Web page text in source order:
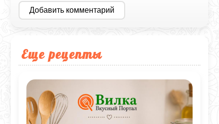
Добавить комментарий
Еще рецепты